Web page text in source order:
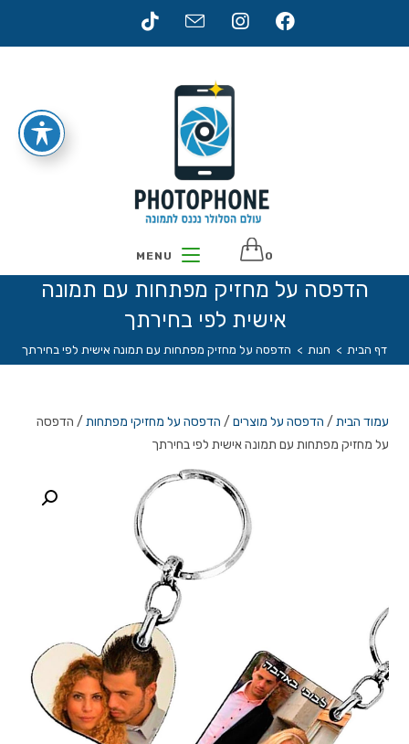
0
MENU
הדפסה על מחזיק מפתחות עם תמונה
אישית לפי בחירתך
דף הבית > חנות > הדפסה על מחזיק מפתחות עם תמונה אישית לפי בחירתך
עמוד הבית / הדפסה על מוצרים / הדפסה על מחזיקי מפתחות / הדפסה
על מחזיק מפתחות עם תמונה אישית לפי בחירתך